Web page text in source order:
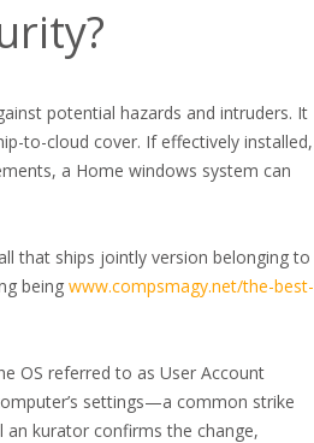
potential hazards and intruders. It
to-cloud cover. If effectively installed,
a Home windows system can
that ships jointly version belonging to
being www.compsmagy.net/the-best-
OS referred to as User Account
settings—a common strike
kurator confirms the change,